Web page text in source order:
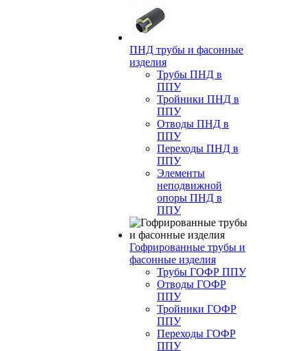
ПНД трубы и фасонные
изделия
Трубы ПНД в
ППУ
Тройники ПНД в
ППУ
Отводы ПНД в
ППУ
Переходы ПНД в
ППУ
Элементы
неподвижной
опоры ПНД в
ППУ
Гофрированные трубы и
фасонные изделия
Трубы ГОФР ППУ
Отводы ГОФР
ППУ
Тройники ГОФР
ППУ
Переходы ГОФР
ППУ